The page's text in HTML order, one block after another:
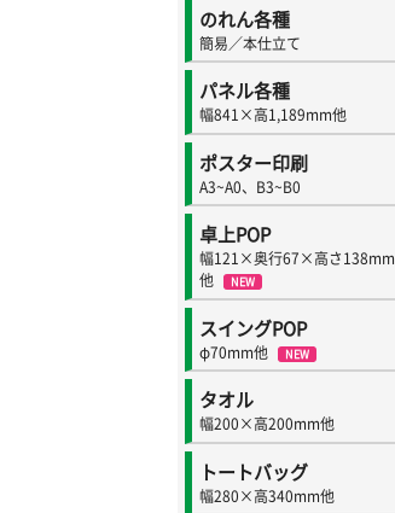
のれん各種
簡易／本仕立て
パネル各種
幅841×高1,189mm他
ポスター印刷
A3~A0、B3~B0
卓上POP
幅121×奥行67×高さ138mm
他
NEW
スイングPOP
φ70mm他 NEW
タオル
幅200×高200mm他
トートバッグ
幅280×高340mm他